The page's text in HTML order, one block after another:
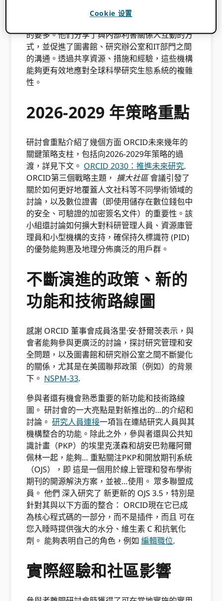
聯盟領導從一開始就建立了良好的共享機制，他
的要多。他們分享了與內部利害關係人互動的方
式，並促進了圖書館、研究辦公室和IT部門之間
的溝通。透過共享資源、措施和經驗，這些機構
能夠更有效地應對全球科學研究生態系統的複雜
性。
2026-2029 年策略重點
研討會重點介紹了幾個方面 ORCID未來幾年的
關鍵策略支柱，包括向2026-2029年策略的過
渡，詳見下文。 ORCID 2030：推進未來研究.
ORCID第三個戰略主題， 擴大社區會議引發了
關於如何更好地覆蓋人文社科等不同學術領域的
討論，以及數位證書（即使用儲存在數位錢包中
的安全、可驗證的加密簽名文件）的重要性。該
小組還討論如何擴大對科研管理人員、資源庫管
理員和小型機構的支持，確保持久標識符 (PID)
的優勢能夠惠及地理分佈廣泛的用戶群。
不斷演進的政策、新的
功能和技術路線圖
感謝 ORCID 董事會成員洛里·安·舒爾茨表示，與
會者能夠參與更廣泛的討論，探討研究管理和安
全問題，以及圖書館和研究辦公室之間不斷變化
的關係，尤其是在美國聯邦政策（例如）的背景
下。 NSPM-33.
參與者還有機會熟悉重要的新功能和技術路線
圖。 研討會的一大亮點是對新推出的…的介紹和
討論。研究人員連接一項旨在連結研究人員與其
機構整合的功能。除此之外，參與者還與公共知
識計畫（PKP）的埃里克漢森和胡安巴勃羅阿爾
佩林一起，能夠… 重點關注PKP和開放期刊系統
（OJS），即這是一個用於線上管理和發布學術
期刊的開源解決方案，並被…使用。 眾多聯盟成
員。 他們深入研究了新更新的 OJS 3.5，特別是
針對其與以下方面的整合： ORCID現在它已成
為核心程式碼的一部分，而不是插件，而且可在
您入睡時提供強大的水分、維生素 C 和抗氧化
劑。 能夠表明自己的角色，例如編輯職位.
實際經驗和社區影響
Cookie 设置